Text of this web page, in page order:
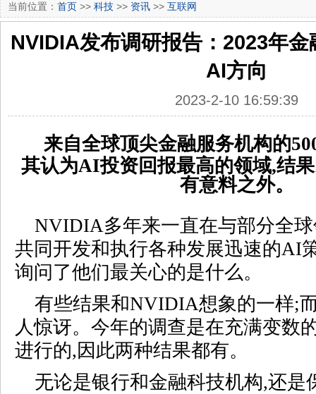
当前位置： 首页 >> 科技 >> 资讯 >> 互联网
NVIDIA发布调研报告：2023年
AI方向
2023-2-10 16:59:39
来自全球顶尖金融服务机构的
其认为AI投资回报最高的领域,结
有意料之外。
NVIDIA多年来一直在与部分全
共同开发和执行各种发展迅速的AI
询问了他们最关心的是什么。
有些结果和NVIDIA想象的一样;
人惊讶。今年的调查是在充满变数
进行的,因此两种结果都有。
无论是银行和金融科技机构,还是